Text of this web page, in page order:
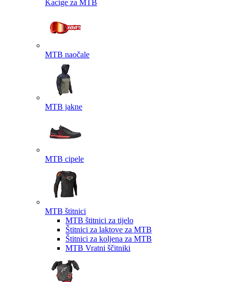
Kacige za MTB
MTB naočale
MTB jakne
MTB cipele
MTB štitnici
MTB štitnici za tijelo
Štitnici za laktove za MTB
Štitnici za koljena za MTB
MTB Vratni ščitniki